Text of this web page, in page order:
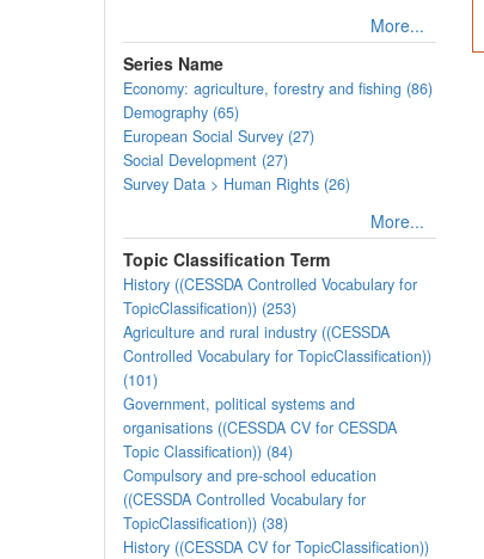
More...
Series Name
Economy: agriculture, forestry and fishing (86)
Demography (65)
European Social Survey (27)
Social Development (27)
Survey Data > Human Rights (26)
More...
Topic Classification Term
History ((CESSDA Controlled Vocabulary for
TopicClassification)) (253)
Agriculture and rural industry ((CESSDA
Controlled Vocabulary for TopicClassification))
(101)
Government, political systems and
organisations ((CESSDA CV for CESSDA
Topic Classification)) (84)
Compulsory and pre-school education
((CESSDA Controlled Vocabulary for
TopicClassification)) (38)
History ((CESSDA CV for TopicClassification))